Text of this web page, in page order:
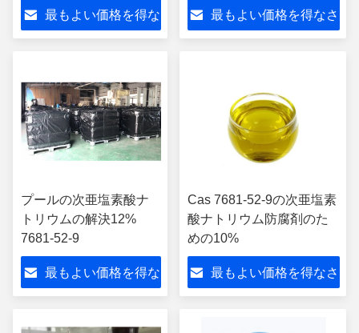
最もよい価格を得な 最もよい価格を得なさ
プールの次亜塩素酸ナ
トリウムの解決12%
7681-52-9
最もよい価格を得な
Cas 7681-52-9の次亜塩素
酸ナトリウム防腐剤のた
めの10%
最もよい価格を得なさ